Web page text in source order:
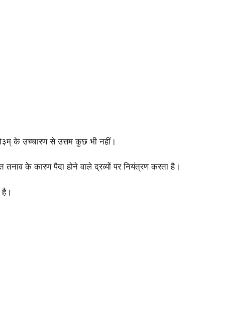
के उच्चारण से उत्तम कुछ भी नहीं।
तनाव के कारण पैदा होने वाले द्रव्यों पर नियंत्रण करता है।